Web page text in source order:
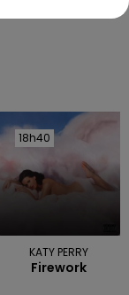
18h40
18h40
KATY PERRY
Firework